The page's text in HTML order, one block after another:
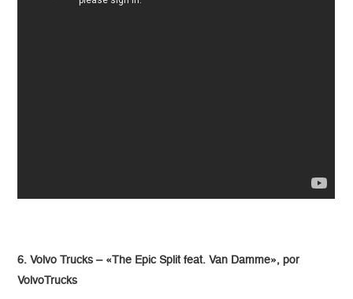
6. Volvo Trucks – «The Epic Split feat. Van Damme», por
VolvoTrucks